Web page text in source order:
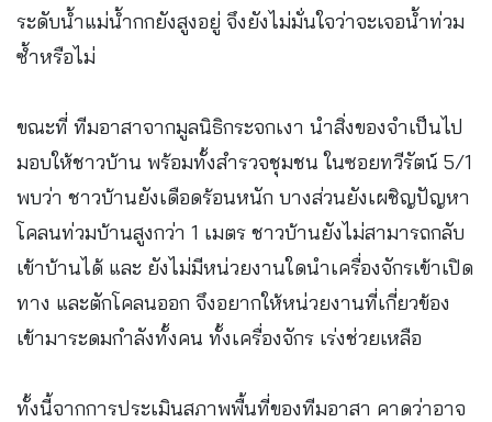
ระดับน้ำแม่น้ำกกยังสูงอยู่ จึงยังไม่มั่นใจว่าจะเจอน้ำท่วม
ซ้ำหรือไม่
ขณะที่ ทีมอาสาจากมูลนิธิกระจกเงา นำสิ่งของจำเป็นไป
มอบให้ชาวบ้าน พร้อมทั้งสำรวจชุมชน ในซอยทวีรัตน์ 5/1
พบว่า ชาวบ้านยังเดือดร้อนหนัก บางส่วนยังเผชิญปัญหา
โคลนท่วมบ้านสูงกว่า 1 เมตร ชาวบ้านยังไม่สามารถกลับ
เข้าบ้านได้ และ ยังไม่มีหน่วยงานใดนำเครื่องจักรเข้าเปิด
ทาง และตักโคลนออก จึงอยากให้หน่วยงานที่เกี่ยวข้อง
เข้ามาระดมกำลังทั้งคน ทั้งเครื่องจักร เร่งช่วยเหลือ
ทั้งนี้จากการประเมินสภาพพื้นที่ของทีมอาสา คาดว่าอาจ